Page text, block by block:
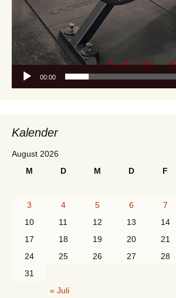
00:00
Kalender
August 2026
M
D M D F
3
4 5 6 7
10
11 12 13 14
17
18 19 20 21
24
25 26 27 28
31
« Juli